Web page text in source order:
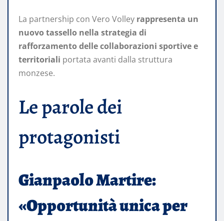
La partnership con Vero Volley rappresenta un
nuovo tassello nella strategia di
rafforzamento delle collaborazioni sportive e
territoriali portata avanti dalla struttura
monzese.
Le parole dei
protagonisti
Gianpaolo Martire:
«Opportunità unica per